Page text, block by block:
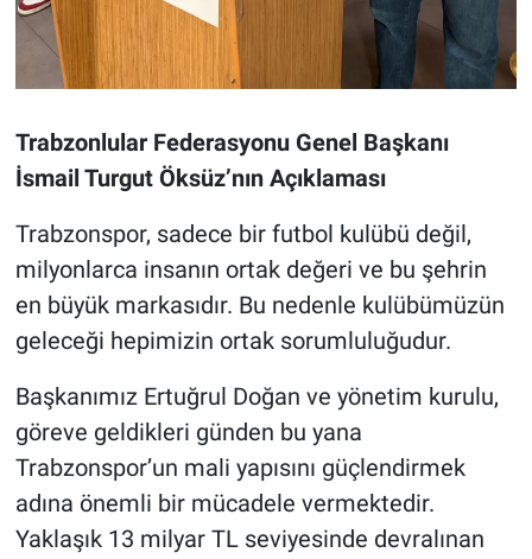
Trabzonlular Federasyonu Genel Başkanı
İsmail Turgut Öksüz’nın Açıklaması
Trabzonspor, sadece bir futbol kulübü değil,
milyonlarca insanın ortak değeri ve bu şehrin
en büyük markasıdır. Bu nedenle kulübümüzün
geleceği hepimizin ortak sorumluluğudur.
Başkanımız Ertuğrul Doğan ve yönetim kurulu,
göreve geldikleri günden bu yana
Trabzonspor’un mali yapısını güçlendirmek
adına önemli bir mücadele vermektedir.
Yaklaşık 13 milyar TL seviyesinde devralınan